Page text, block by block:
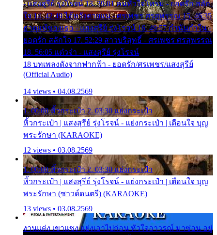
- แสงสุรีย์ รุ่งโรจน์ 13. 39:01 คนหัวใจโทรม - ยอดรัก สลัก
ใจ 14. 42:49 ไอ้หวังตายแน่ - ศรเพชร ศรสุพรรณ 15. 46:35
ธาตุแท้ของเธอ - แสงสุรีย์ รุ่งโรจน์ 16. 49:57 กำนันกำใน -
ยอดรัก สลักใจ 17. 52:29 สาวบริสุทธิ์ - ศรเพชร ศรสุพรรณ
18. 56:05 แต๋วจ๋า - แสงสุรีย์ รุ่งโรจน์
18 บทเพลงดังจากฟากฟ้า - ยอดรัก/ศรเพชร/แสงสุรีย์
(Official Audio)
14 views • 04.08.2569
1. 00:00 หิ้วกระเป๋า 2. 03:30 แย่งกระเป๋า
หิ้วกระเป๋า | แสงสุรีย์ รุ่งโรจน์ - แย่งกระเป๋า | เตือนใจ บุญ
พระรักษา (KARAOKE)
12 views • 03.08.2569
1. 00:00 หิ้วกระเป๋า 2. 03:30 แย่งกระเป๋า
หิ้วกระเป๋า | แสงสุรีย์ รุ่งโรจน์ - แย่งกระเป๋า | เตือนใจ บุญ
พระรักษา (ซาวด์ดนตรี) (KARAOKE)
13 views • 03.08.2569
งานแต่ง เขาแซง แย่งเอาไปก่อน หัวใจอาวรณ์ มาซ่อน อยู่